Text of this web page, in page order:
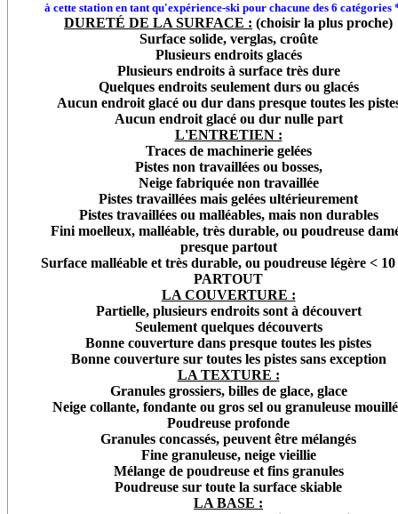
à cette station en tant qu'expérience-ski pour chacune des 6
DURETÉ DE LA SURFACE : (choisir la plus proche)
Surface solide, verglas, croûte
Plusieurs endroits glacés
Plusieurs endroits à surface très dure
Quelques endroits seulement durs ou glacés
Aucun endroit glacé ou dur dans presque toutes les
Aucun endroit glacé ou dur nulle part
L'ENTRETIEN :
Traces de machinerie gelées
Pistes non travaillées ou bosses,
Neige fabriquée non travaillée
Pistes travaillées mais gelées ultérieurement
Pistes travaillées ou malléables, mais non durables
Fini moelleux, malléable, très durable, ou poudreuse
presque partout
Surface malléable et très durable, ou poudreuse légère < 10
PARTOUT
LA COUVERTURE :
Partielle, plusieurs endroits sont à découvert
Seulement quelques découverts
Bonne couverture dans presque toutes les pistes
Bonne couverture sur toutes les pistes sans exception
LA TEXTURE :
Granules grossiers, billes de glace, glace
Neige collante, fondante ou gros sel ou granuleuse
Poudreuse profonde
Granules concassés, peuvent être mélangés
Fine granuleuse, neige vieillie
Mélange de poudreuse et fins granules
Poudreuse sur toute la surface skiable
LA BASE :